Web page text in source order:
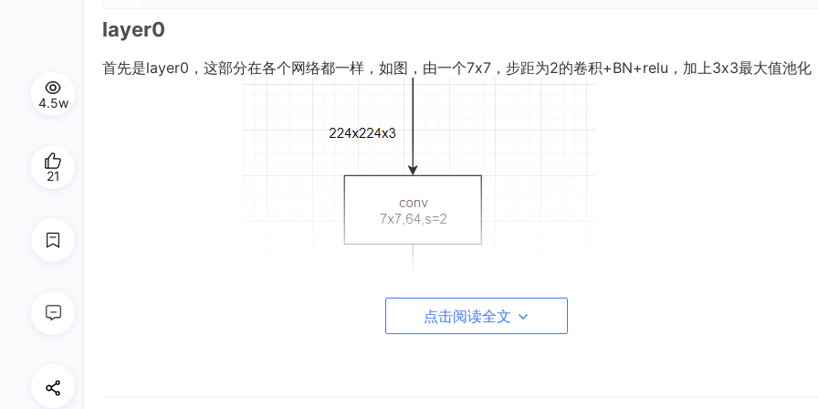
layer0
首先是layer0，这部分在各个网络都一样，如图，由一个7x7，步距为2的卷积+BN+relu，加上3x3最大值池化
点击阅读全文
4.5w
21